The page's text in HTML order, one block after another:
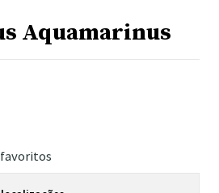
Aquamarinus